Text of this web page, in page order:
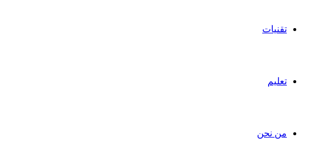
تقنيات
تعليم
من نحن